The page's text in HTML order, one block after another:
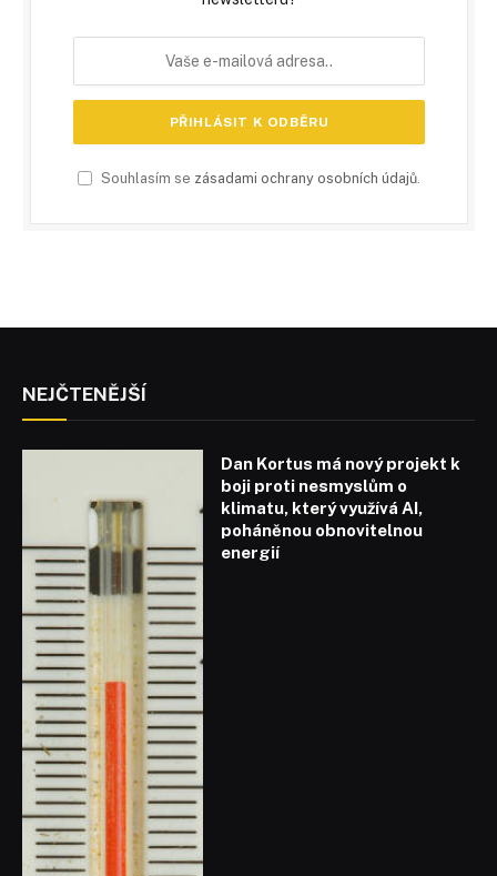
Souhlasím se zásadami ochrany osobních údajů
NEJČTENĚJŠÍ
Dan Kortus má nový projekt k
boji proti nesmyslům o
klimatu, který využívá AI,
poháněnou obnovitelnou
energií